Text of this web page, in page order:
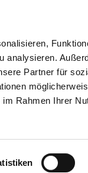
analysieren.
Partner für
Rahmen Ihrer